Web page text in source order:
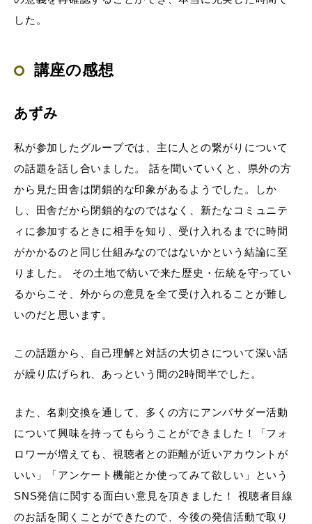
した。
講座の感想
あずみ
私が参加したグループでは、主に人との繋がりについて
の話題を話し合いました。 話を聞いていくと、県外の方
から見た田舎は閉鎖的な印象があるようでした。しか
し、田舎だから閉鎖的なのではなく、新たなコミュニテ
ィに参加するときに相手を知り、受け入れるまでに時間
がかかるのと同じ仕組みなのではないかという結論に至
りました。 その土地で紡いで来た歴史・伝統を守ってい
るからこそ、外からの意見を全て受け入れることが難し
いのだと思います。
この話題から、自己理解と対話の大切さについて深い話
が繰り広げられ、あっという間の2時間半でした。
また、名刺交換を通して、多くの方にアンバサダー活動
について興味を持ってもらうことができました！「フォ
ロワーが増えても、視聴者との距離が近いアカウントが
いい」「アンケート機能とか使ってみて欲しい」という
SNS発信に関する面白い意見を頂きました！ 視聴者目線
のお話を聞くことができたので、今後の発信活動で取り